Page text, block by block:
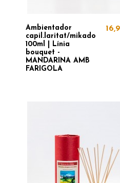
Ambientador
capil.laritat/mikado
100ml | Línia
bouquet -
MANDARINA AMB
FARIGOLA